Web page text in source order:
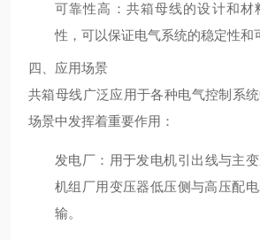
可靠性高 ：共箱母线的设计和
性，可以保证电气系统的稳定性和
四、应用场景
共箱母线广泛应用于各种电气控制系
场景中发挥着重要作用：
发电厂 ：用于发电机引出线与主
机组厂用变压器低压侧与高压配
输。